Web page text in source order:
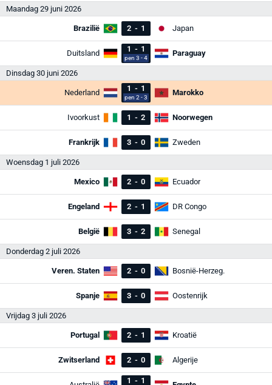
Maandag 29 juni 2026
Brazilië 2 - 1 Japan
Duitsland 1 - 1
pen 3 - 4
Paraguay
Dinsdag 30 juni 2026
Nederland 1 - 1
pen 2 - 3
Marokko
Ivoorkust 1 - 2 Noorwegen
Frankrijk 3 - 0 Zweden
Woensdag 1 juli 2026
Mexico 2 - 0 Ecuador
Engeland 2 - 1 DR Congo
België 3 - 2 Senegal
Donderdag 2 juli 2026
Veren. Staten 2 - 0 Bosnië-Herzeg.
Spanje 3 - 0 Oostenrijk
Vrijdag 3 juli 2026
Portugal 2 - 1 Kroatië
Zwitserland 2 - 0 Algerije
1 - 1